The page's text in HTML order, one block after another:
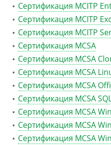
Сертификация MCITP
Сертификация MCITP
Сертификация MCITP
Сертификация MCSA
Сертификация MCSA
Сертификация MCSA
Сертификация MCSA
Сертификация MCSA
Сертификация MCSA
Сертификация MCSA
Сертификация MCSA